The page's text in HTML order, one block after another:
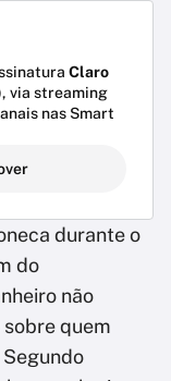
Claro
, via streaming
nas Smart
durante o
do
não
quem